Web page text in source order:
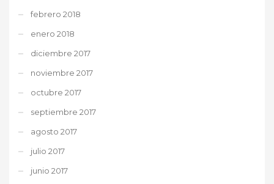
febrero 2018
enero 2018
diciembre 2017
noviembre 2017
octubre 2017
septiembre 2017
agosto 2017
julio 2017
junio 2017